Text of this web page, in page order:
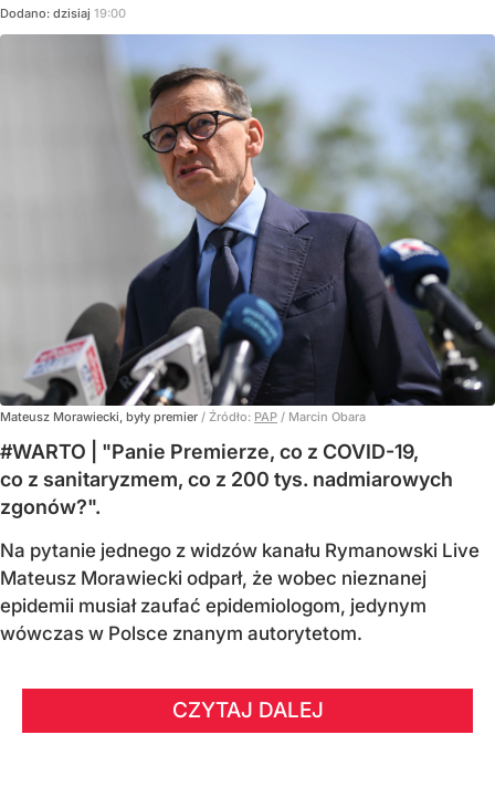
Dodano: dzisiaj 19:00
Mateusz Morawiecki, były premier / Źródło: PAP / Marcin Obara
#WARTO | "Panie Premierze, co z COVID-19,
co z sanitaryzmem, co z 200 tys. nadmiarowych
zgonów?".
Na pytanie jednego z widzów kanału Rymanowski Live
Mateusz Morawiecki odparł, że wobec nieznanej
epidemii musiał zaufać epidemiologom, jedynym
wówczas w Polsce znanym autorytetom.
CZYTAJ DALEJ